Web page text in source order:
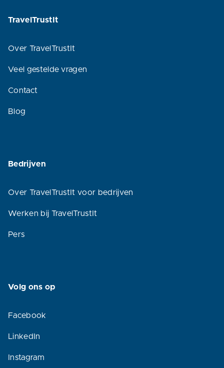
TravelTrustIt
Over TravelTrustIt
Veel gestelde vragen
Contact
Blog
Bedrijven
Over TravelTrustIt voor bedrijven
Werken bij TravelTrustIt
Pers
Volg ons op
Facebook
LinkedIn
Instagram